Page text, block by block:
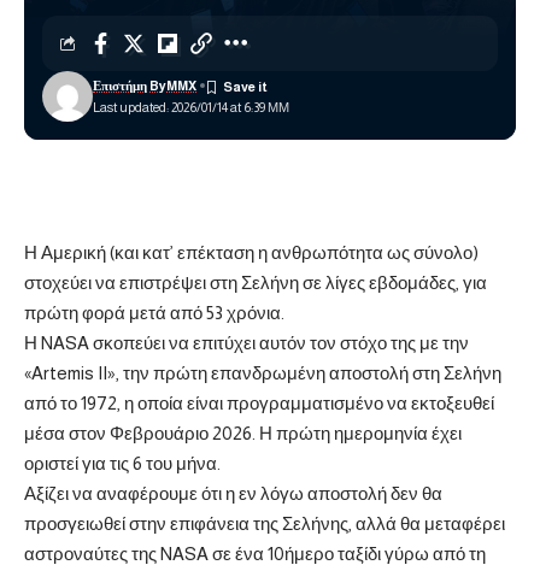
Last updated: 2026/01/14 at 6:39 ΜΜ
Επιστήμη ByMMX
Η Αμερική (και κατ’ επέκταση η ανθρωπότητα ως σύνολο)
στοχεύει να επιστρέψει στη Σελήνησε λίγες εβδομάδες, για
πρώτη φορά μετά από 53 χρόνια.
Η NASA σκοπεύει να επιτύχει αυτόν τον στόχο της με την
«Artemis II», την πρώτη επανδρωμένη αποστολή στη Σελήνη
από το 1972, η οποία είναι προγραμματισμένο να εκτοξευθεί
μέσα στον Φεβρουάριο 2026. Η πρώτη ημερομηνία έχει
οριστεί για τις 6 του μήνα.
Αξίζει να αναφέρουμε ότι η εν λόγω αποστολή δεν θα
προσγειωθεί στην επιφάνεια της Σελήνης, αλλά θα μεταφέρει
αστροναύτες της NASA σε ένα 10ήμερο ταξίδι γύρω από τη